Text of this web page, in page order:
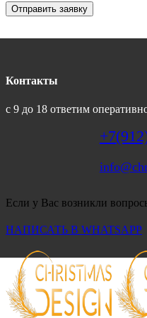
Отправить заявку
Контакты
с 9 до 18 ответим
Если у Вас возникли
НАПИСАТЬ В WHATSAPP